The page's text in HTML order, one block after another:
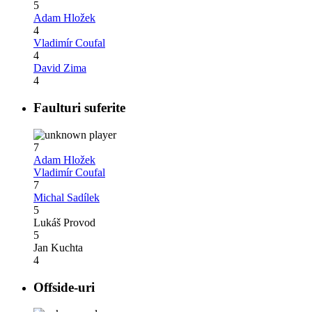
5
Adam Hložek
4
Vladimír Coufal
4
David Zima
4
Faulturi suferite
7
Adam Hložek
Vladimír Coufal
7
Michal Sadílek
5
Lukáš Provod
5
Jan Kuchta
4
Offside-uri